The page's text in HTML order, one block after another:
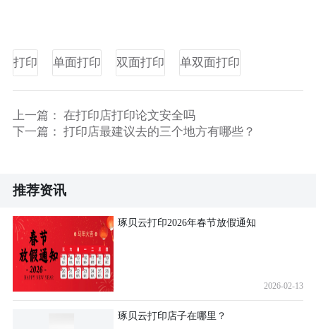
打印 单面打印 双面打印 单双面打印
上一篇： 在打印店打印论文安全吗
下一篇： 打印店最建议去的三个地方有哪些？
推荐资讯
琢贝云打印2026年春节放假通知
2026-02-13
琢贝云打印店子在哪里？